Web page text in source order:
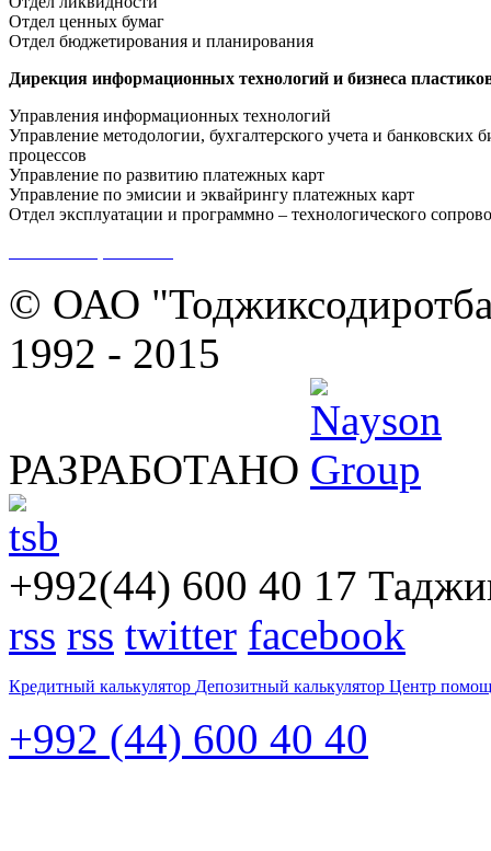
Отдел ценных бумаг
Отдел бюджетирования и планирования
Дирекция информационных технологий и бизнеса
Управления информационных технологий
Управление методологии, бухгалтерского учета и банковских
процессов
Управление по развитию платежных карт
Управление по эмисии и эквайрингу платежных карт
Отдел эксплуатации и программно – технологического
© ОАО
1992 - 2015
РАЗРАБОТАНО
+992(44) 600 40 17
rss rss twitter facebook
Кредитный калькулятор Депозитный калькулятор Центр
+992 (44) 600 40 40